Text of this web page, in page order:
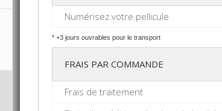
Numérisez votre pellicule
* +3 jours ouvrables pour le transport
FRAIS PAR COMMANDE
Frais de traitement